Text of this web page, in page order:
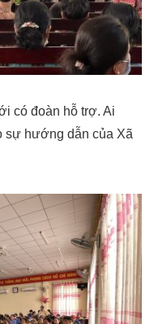
có đoàn hỗ trợ. Ai
sự hướng dẫn của Xã